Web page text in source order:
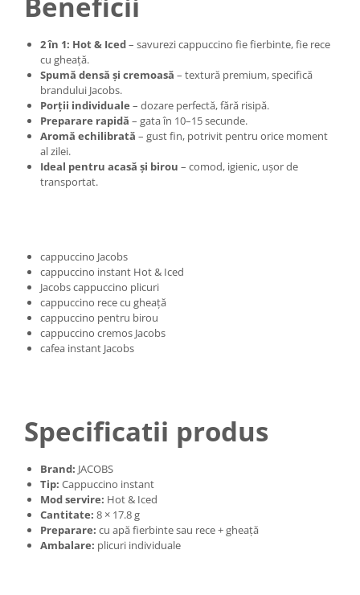
2 în 1: Hot & Iced– savurezi cappuccino fie fierbinte, fie rece
cu gheață.
Spumă densă și cremoasă – textură premium, specifică
brandului Jacobs.
Porții individuale – dozare perfectă, fără risipă.
Preparare rapidă – gata în 10–15 secunde.
Aromă echilibrată – gust fin, potrivit pentru orice moment
al zilei.
Ideal pentru acasă și birou – comod, igienic, ușor de
transportat.
cappuccino Jacobs
cappuccino instant Hot & Iced
Jacobs cappuccino plicuri
cappuccino rece cu gheață
cappuccino pentru birou
cappuccino cremos Jacobs
cafea instant Jacobs
Specificatii produs
Brand: JACOBS
Tip: Cappuccino instant
Mod servire: Hot & Iced
Cantitate: 8 × 17.8 g
Preparare: cu apă fierbinte sau rece + gheață
Ambalare: plicuri individuale